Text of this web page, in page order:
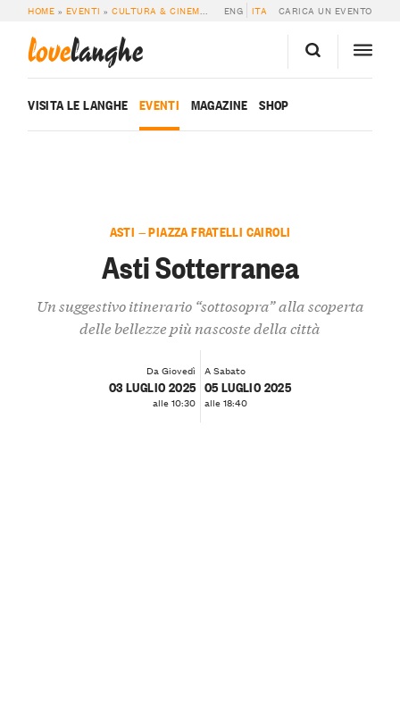
HOME » EVENTI »CULTURA & CINEMA » ASTI SOTTERRANEA
ENG ITA CARICA UN EVENTO
lovelanghe
VISITA LE LANGHE EVENTI MAGAZINE SHOP
ASTI — PIAZZA FRATELLI CAIROLI
Asti Sotterranea
Un suggestivo itinerario “sottosopra” alla scoperta
delle bellezze più nascoste della città
Da Giovedì
03 LUGLIO 2025
alle 10:30
A Sabato
05 LUGLIO 2025
alle 18:40